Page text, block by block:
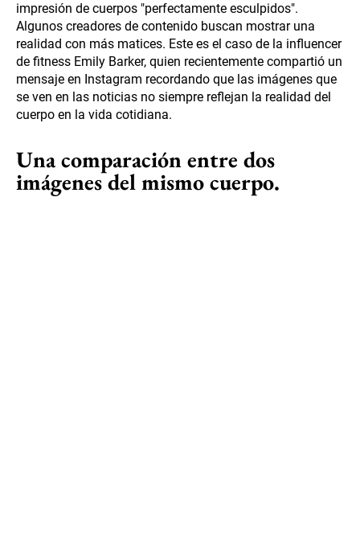
impresión de cuerpos "perfectamente esculpidos".
Algunos creadores de contenido buscan mostrar una
realidad con más matices. Este es el caso de la influencer
de fitness Emily Barker, quien recientemente compartió un
mensaje en Instagram recordando que las imágenes que
se ven en las noticias no siempre reflejan la realidad del
cuerpo en la vida cotidiana.
Una comparación entre dos
imágenes del mismo cuerpo.